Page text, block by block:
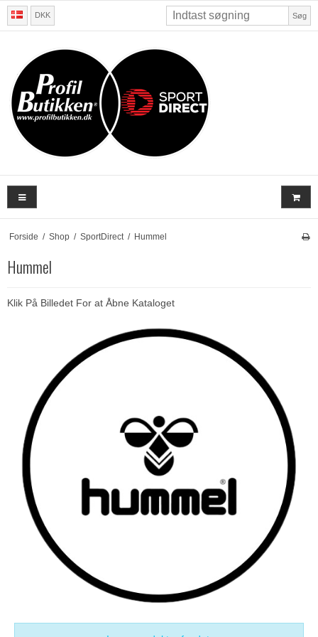
DKK Søg
Forside / Shop / SportDirect / Hummel
Hummel
Klik På Billedet For at Åbne Kataloget